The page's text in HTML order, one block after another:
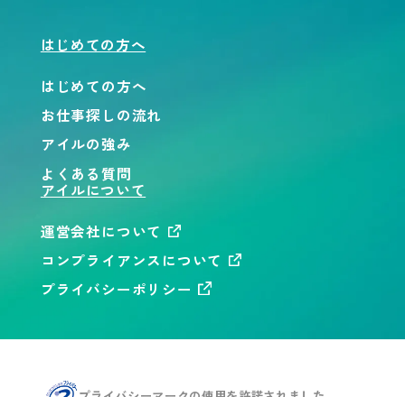
はじめての方へ
はじめての方へ
お仕事探しの流れ
アイルの強み
よくある質問
アイルについて
運営会社について
コンプライアンスについて
プライバシーポリシー